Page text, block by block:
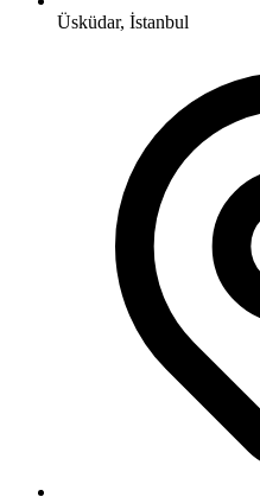
Üsküdar, İstanbul